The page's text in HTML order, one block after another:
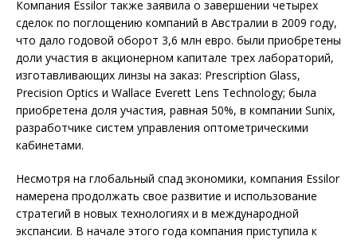
Компания Essilor также заявила о завершении четырех
сделок по поглощению компаний в Австралии в 2009 году,
что дало годовой оборот 3,6 млн евро. были приобретены
доли участия в акционерном капитале трех лабораторий,
изготавливающих линзы на заказ: Prescription Glass,
Precision Optics и Wallace Everett Lens Technology; была
приобретена доля участия, равная 50%, в компании Sunix,
разработчике систем управления оптометрическими
кабинетами.
Несмотря на глобальный спад экономики, компания Essilor
намерена продолжать свое развитие и использование
стратегий в новых технологиях и в международной
экспансии. В начале этого года компания приступила к